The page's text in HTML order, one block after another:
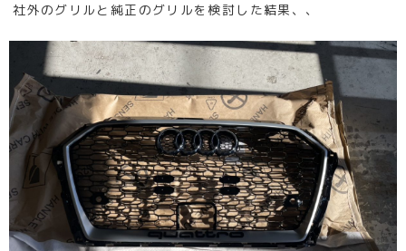
社外のグリルと純正のグリルを検討した結果、、